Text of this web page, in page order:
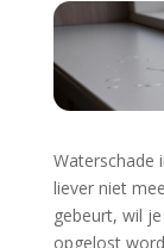
Waterschade
liever niet
gebeurt, wil
opgelost